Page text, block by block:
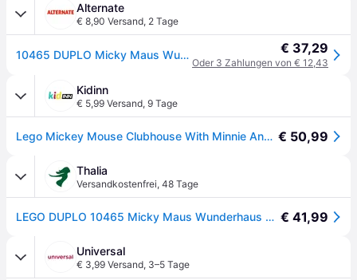
Alternate
€ 8,90 Versand, 2 Tage
10465 DUPLO Micky Maus Wunderhaus mit Minnie und Pluto, Konstruktionsspielzeug € 37,29
Oder 3 Zahlungen von € 12,43
Kidinn
€ 5,99 Versand, 9 Tage
Lego Mickey Mouse Clubhouse With Minnie And Pluto Construction Game Mehrfarbig Kinder € 50,99
Thalia
Versandkostenfrei, 48 Tage
LEGO DUPLO 10465 Micky Maus Wunderhaus mit Minnie und Pluto, Spielzeug - Bunt € 41,99
Universal
€ 3,99 Versand, 3–5 Tage